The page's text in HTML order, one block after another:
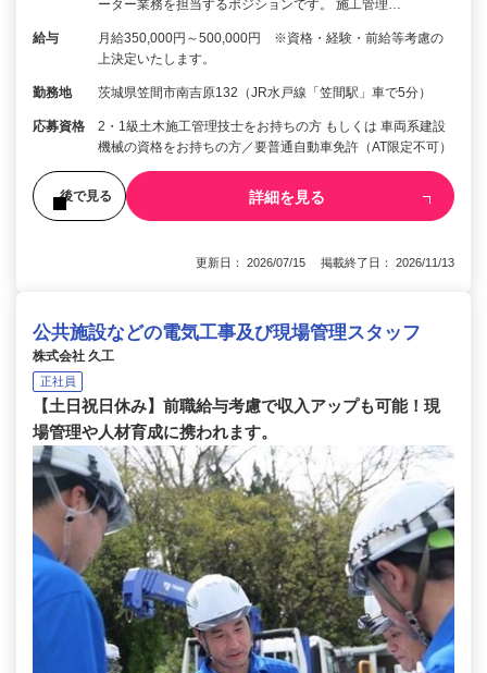
ーター業務を担当するポジションです。 施工管理…
給与
月給350,000円～500,000円 ※資格・経験・前給等考慮の
上決定いたします。
勤務地 茨城県笠間市南吉原132（JR水戸線「笠間駅」車で5分）
応募資格
2・1級土木施工管理技士をお持ちの方 もしくは 車両系建設
機械の資格をお持ちの方／要普通自動車免許（AT限定不可）
後で見る 詳細を見る
更新日： 2026/07/15 掲載終了日： 2026/11/13
公共施設などの電気工事及び現場管理スタッフ
株式会社 久工
正社員
【土日祝日休み】前職給与考慮で収入アップも可能！現
場管理や人材育成に携われます。